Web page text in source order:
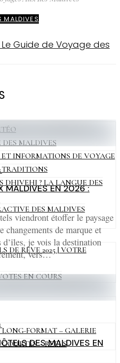
MALDIVES
DES MALDIVES
ET INFORMATIONS DE VOYAGE
DHIVEHI ? LA LANGUE DES
DES MALDIVES
DE RÊVE 2025 | VOTRE
EN COURS
FORMAT – GALERIE
– REELS
MALDIVES EN 2026 :
viendront étoffer le paysage
de marque et
je vois la destination
vers…
DES MALDIVES EN